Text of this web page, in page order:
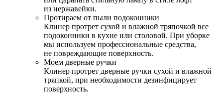
из нержавейки.
Протираем от пыли подоконники
Клинер протрет сухой и влажной тряпочкой все
подоконники в кухне или столовой. При уборке
мы используем профессиональные средства,
не повреждающие поверхность.
Моем дверные ручки
Клинер протрет дверные ручки сухой и влажной
тряпкой, при необходимости дезинфицирует
поверхность.